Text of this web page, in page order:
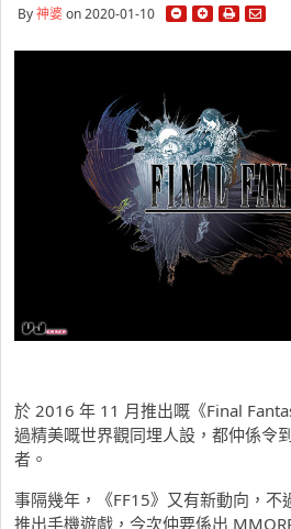
By神婆on 2020-01-10
於 2016 年 11 月推出嘅《Final
過精美嘅世界觀同埋人設，都仲係令
者。
事隔幾年，《FF15》又有新動向，不
推出手機遊戲，今次仲要係出